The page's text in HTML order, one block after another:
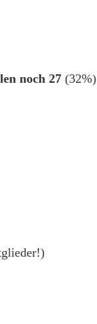
noch 27 (32%)